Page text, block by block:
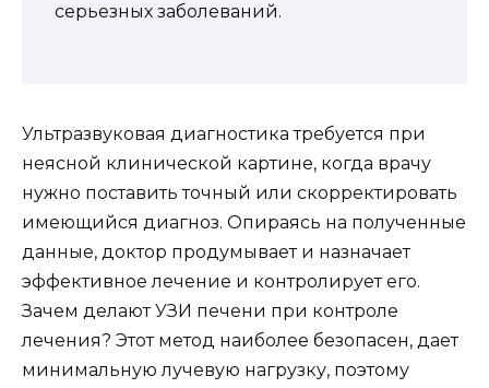
серьезных заболеваний.
Ультразвуковая диагностика требуется при
неясной клинической картине, когда врачу
нужно поставить точный или скорректировать
имеющийся диагноз. Опираясь на полученные
данные, доктор продумывает и назначает
эффективное лечение и контролирует его.
Зачем делают УЗИ печени при контроле
лечения? Этот метод наиболее безопасен, дает
минимальную лучевую нагрузку, поэтому